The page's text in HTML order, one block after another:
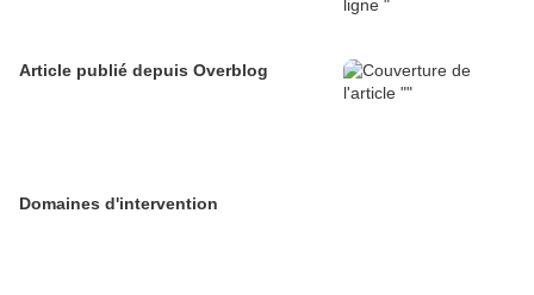
Article publié depuis Overblog
Domaines d'intervention